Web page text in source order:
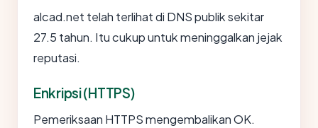
alcad.net telah terlihat di DNS publik sekitar
27.5 tahun. Itu cukup untuk meninggalkan jejak
reputasi.
Enkripsi (HTTPS)
Pemeriksaan HTTPS mengembalikan OK.